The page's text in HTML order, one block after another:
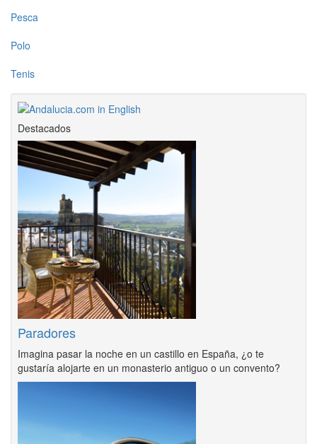
Pesca
Polo
Tenis
Destacados
Paradores
Imagina pasar la noche en un castillo en España, ¿o te
gustaría alojarte en un monasterio antiguo o un convento?